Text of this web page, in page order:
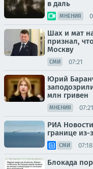
в даль
МНЕНИЯ
Шах и мат
признал,
Москву
СМИ 07:21
Юрий
млн гривен
МНЕНИЯ 07:21
РИА
границе
СМИ 07:18
Блокада